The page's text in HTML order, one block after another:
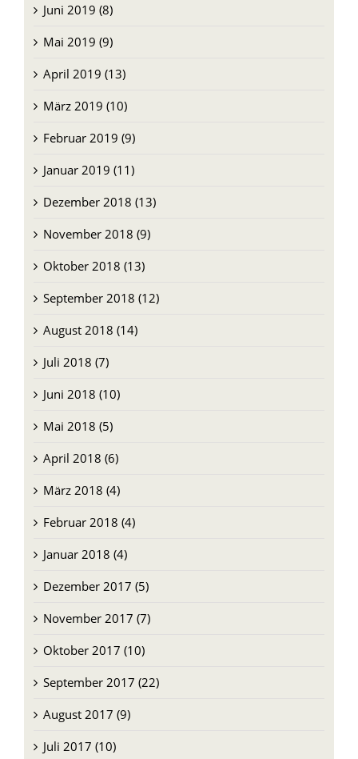
Juni 2019 (8)
Mai 2019 (9)
April 2019 (13)
März 2019 (10)
Februar 2019 (9)
Januar 2019 (11)
Dezember 2018 (13)
November 2018 (9)
Oktober 2018 (13)
September 2018 (12)
August 2018 (14)
Juli 2018 (7)
Juni 2018 (10)
Mai 2018 (5)
April 2018 (6)
März 2018 (4)
Februar 2018 (4)
Januar 2018 (4)
Dezember 2017 (5)
November 2017 (7)
Oktober 2017 (10)
September 2017 (22)
August 2017 (9)
Juli 2017 (10)